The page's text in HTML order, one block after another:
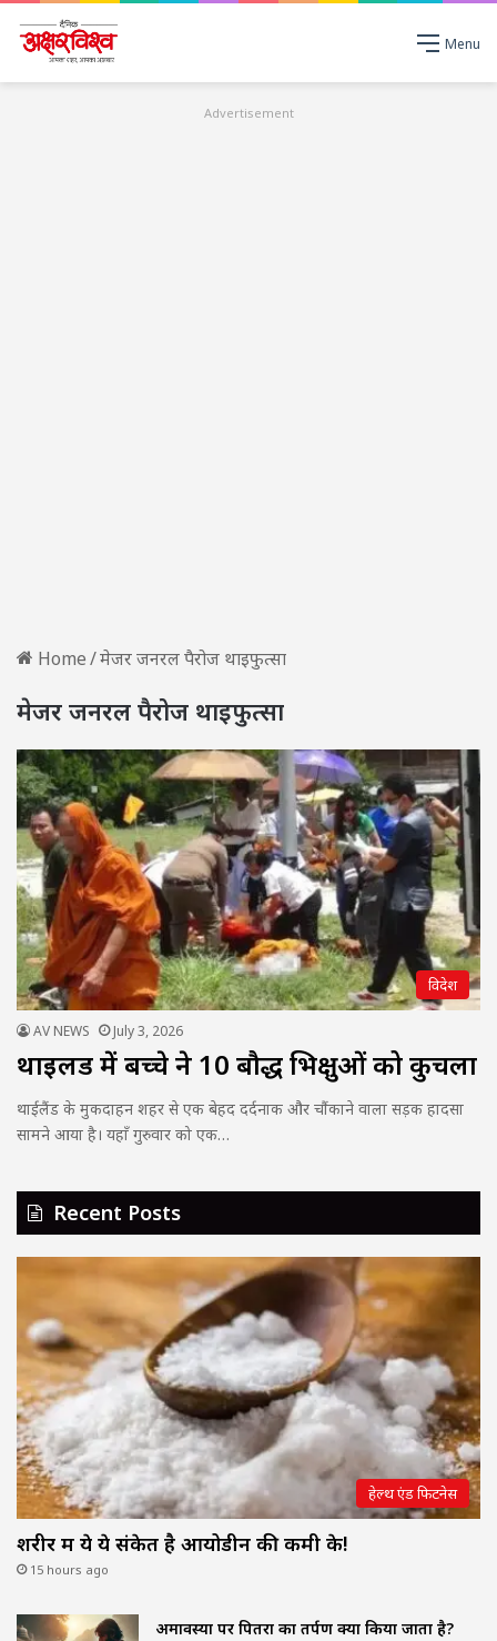
Menu
Advertisement
Home/मेजर जनरल पैरोज थाइफुत्सा
मेजर जनरल पैरोज थाइफुत्सा
विदेश
AV NEWS July 3, 2026
थाइलैंड में बच्चे ने 10 बौद्ध भिक्षुओं को कुचला
थाईलैंड के मुकदाहन शहर से एक बेहद दर्दनाक और चौंकाने वाला सड़क हादसा
सामने आया है। यहाँ गुरुवार को एक…
Recent Posts
हेल्थ एंड फिटनेस
शरीर में ये ये संकेत है आयोडीन की कमी के!
15 hours ago
अमावस्या पर पितरों का तर्पण क्यों किया जाता है?